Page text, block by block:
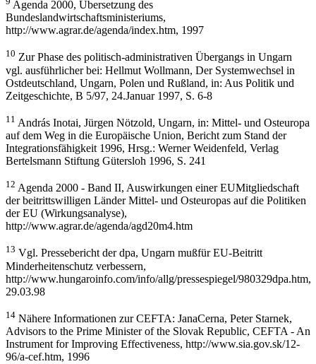
Agenda 2000, Übersetzung des
Bundeslandwirtschaftsministeriums,
http://www.agrar.de/agenda/index.htm, 1997
10 Zur Phase des politisch-administrativen Übergangs in Ungarn
vgl. ausführlicher bei: Hellmut Wollmann, Der Systemwechsel in
Ostdeutschland, Ungarn, Polen und Rußland, in: Aus Politik und
Zeitgeschichte, B 5/97, 24.Januar 1997, S. 6-8
11 András Inotai, Jürgen Nötzold, Ungarn, in: Mittel- und Osteuropa
auf dem Weg in die Europäische Union, Bericht zum Stand der
Integrationsfähigkeit 1996, Hrsg.: Werner Weidenfeld, Verlag
Bertelsmann Stiftung Gütersloh 1996, S. 241
12 Agenda 2000 - Band II, Auswirkungen einer EUMitgliedschaft
der beitrittswilligen Länder Mittel- und Osteuropas auf die Politiken
der EU (Wirkungsanalyse),
http://www.agrar.de/agenda/agd20m4.htm
13 Vgl. Pressebericht der dpa, Ungarn mußfür EU-Beitritt
Minderheitenschutz verbessern,
http://www.hungaroinfo.com/info/allg/pressespiegel/980329dpa.htm,
29.03.98
14 Nähere Informationen zur CEFTA: JanaCerna, Peter Starnek,
Advisors to the Prime Minister of the Slovak Republic, CEFTA - An
Instrument for Improving Effectiveness, http://www.sia.gov.sk/12-
96/a-cef.htm, 1996